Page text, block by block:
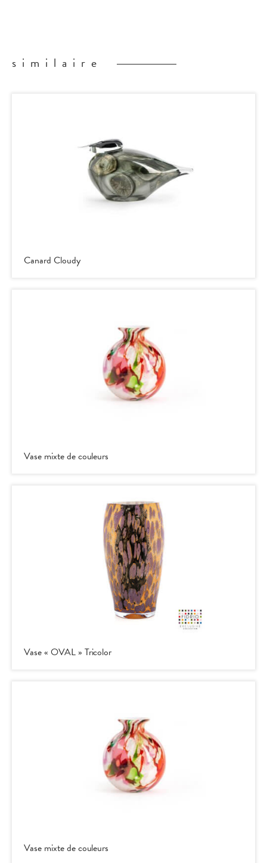
similaire
Canard Cloudy
Vase mixte de couleurs
Vase « OVAL » Tricolor
Vase mixte de couleurs